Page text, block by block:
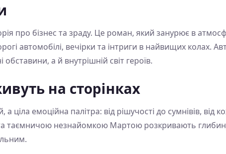
про бізнес та зраду. Це роман, який занурює в
автомобілі, вечірки та інтриги в найвищих колах.
а й внутрішній світ героїв.
на сторінках
ціла емоційна палітра: від рішучості до сумнівів, від
таємничою незнайомкою Мартою розкривають глибину